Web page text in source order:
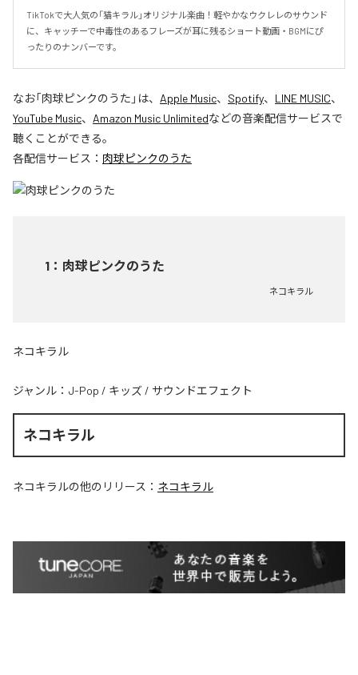
TikTokで大人気の「猫キラル」オリジナル楽曲！軽やかなウクレレのサウンド
に、キャッチーで中毒性のあるフレーズが耳に残るショート動画・BGMにぴ
ったりのナンバーです。
なお「肉球ピンクのうた 」は、 Apple Music、 Spotify、 LINE MUSIC、
YouTube Music、 Amazon Music Unlimitedなどの音楽配信サービスで
聴くことができる。
各配信サービス： 肉球ピンクのうた
1 ： 肉球ピンクのうた
ネコキラル
ネコキラル
ジャンル： J-Pop / キッズ / サウンドエフェクト
ネコキラル
ネコキラルの他のリリース： ネコキラル